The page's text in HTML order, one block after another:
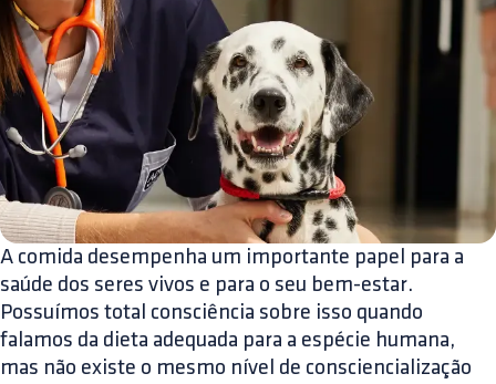
A comida desempenha um importante papel para a
saúde dos seres vivos e para o seu bem-estar.
Possuímos total consciência sobre isso quando
falamos da dieta adequada para a espécie humana,
mas não existe o mesmo nível de consciencialização